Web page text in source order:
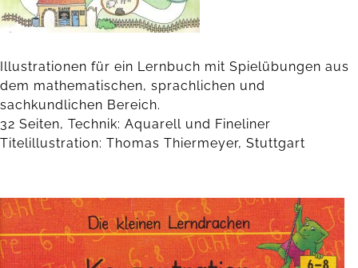
Illustrationen für ein Lernbuch mit Spielübungen aus
dem mathematischen, sprachlichen und
sachkundlichen Bereich.
32 Seiten, Technik: Aquarell und Fineliner
Titelillustration: Thomas Thiermeyer, Stuttgart